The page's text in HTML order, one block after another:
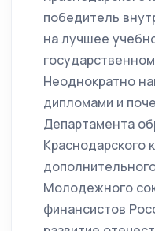
победитель
на лучшее
Неоднократно
дипломами и
Департамента
Краснодарского
Молодежного
финансистов